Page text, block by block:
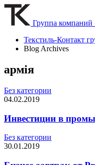
Группа компаний
Текстиль-Контакт
Blog Archives
армія
Без категории
04.02.2019
Инвестиции в
Без категории
30.01.2019